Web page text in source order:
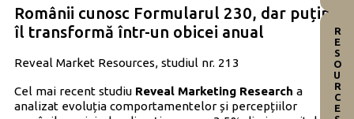
Românii cunosc Formularul 230, dar puțini
îl transformă într-un obicei anual
Reveal Market Resources, studiul nr. 213
Cel mai recent studiu Reveal Marketing Research a
analizat evoluția comportamentelor și percepțiilor
RESOURCES